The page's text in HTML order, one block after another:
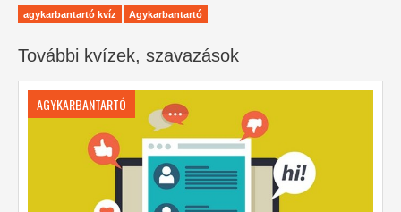
agykarbantartó kvíz Agykarbantartó
További kvízek, szavazások
AGYKARBANTARTÓ